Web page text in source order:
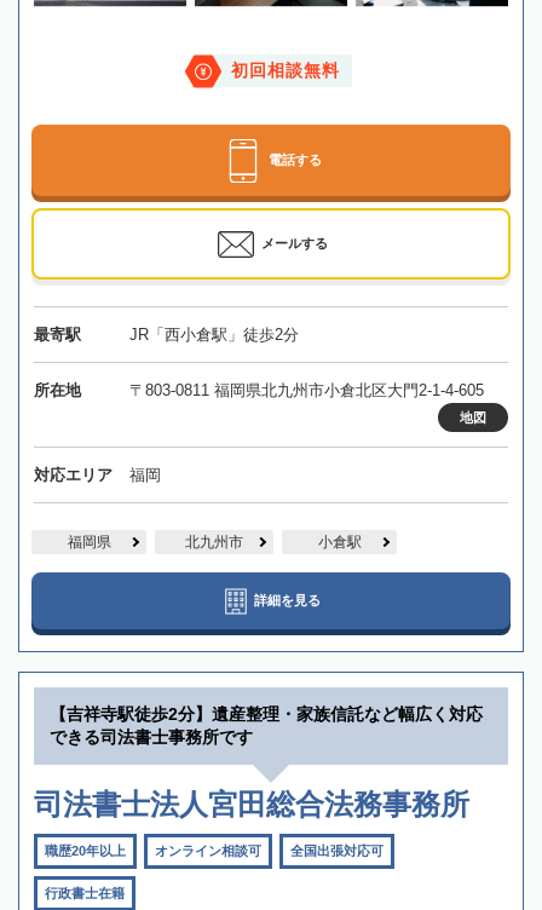
初回相談無料
電話する
メールする
最寄駅 JR「西小倉駅」徒歩2分
所在地 〒803-0811 福岡県北九州市小倉北区大門2-1-4-605
地図
対応エリア 福岡
福岡県 北九州市 小倉駅
詳細を見る
【吉祥寺駅徒歩2分】遺産整理・家族信託など幅広く対応
できる司法書士事務所です
司法書士法人宮田総合法務事務所
職歴20年以上 オンライン相談可 全国出張対応可
行政書士在籍